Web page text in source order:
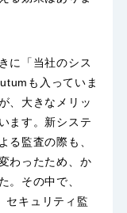
に「当社のシス
も入っていま
、大きなメリッ
ます。新システ
る監査の際も、
わったため、か
。その中で、
セキュリティ監